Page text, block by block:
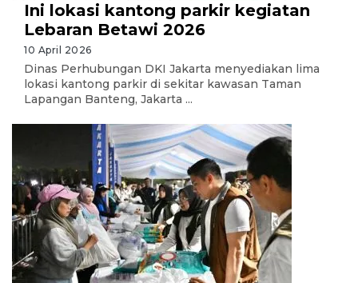
Ini lokasi kantong parkir kegiatan
Lebaran Betawi 2026
10 April 2026
Dinas Perhubungan DKI Jakarta menyediakan lima
lokasi kantong parkir di sekitar kawasan Taman
Lapangan Banteng, Jakarta ...